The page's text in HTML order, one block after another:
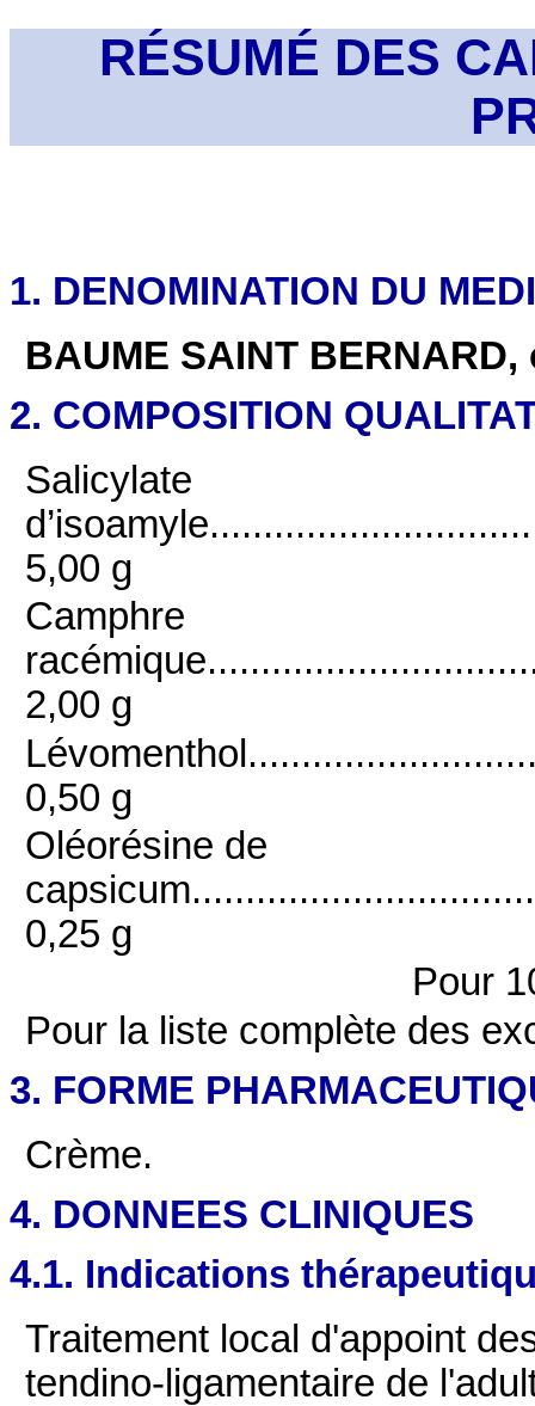
RÉSUMÉ DES
1. DENOMINATION DU
BAUME SAINT BERNARD,
2. COMPOSITION
Salicylate
5,00 g
Camphre
2,00 g
0,50 g
Oléorésine de
0,25 g
Pour
Pour la liste complète des
3. FORME
Crème.
4. DONNEES CLINIQUES
4.1. Indications
Traitement local d'appoint
tendino-ligamentaire de